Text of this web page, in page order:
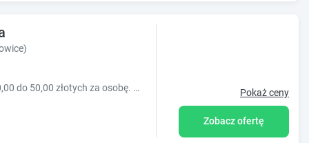
Nowy obiekt. Cena za pokój za noc od 30,00 do 50,00 złotych za osobę. Ostateczna cena zależy od uwarunkowań rynkowych (relacja popyt/podaż, czasok. Pokaż ceny
Zobacz ofertę